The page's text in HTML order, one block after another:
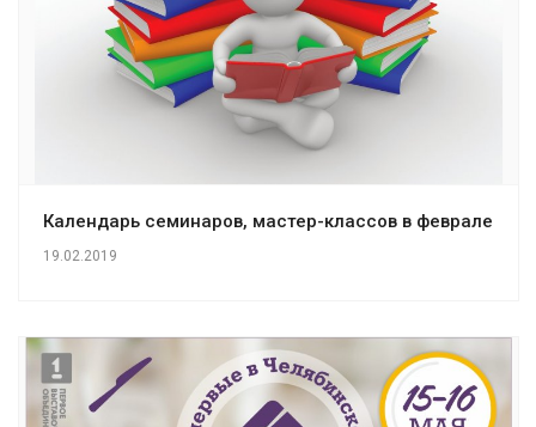
Календарь семинаров, мастер-классов в феврале
19.02.2019